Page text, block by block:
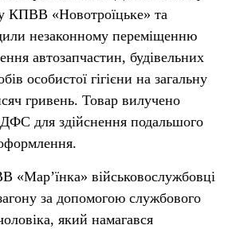
КПВВ «Новотроїцьке» та
незаконному переміщенню
автозапчастин, будівельних
особистої гігієни на загальну
гривень. Товар вилучено
для здійснення подальшого
«Мар’їнка» військовослужбовці
за допомогою службового
який намагався